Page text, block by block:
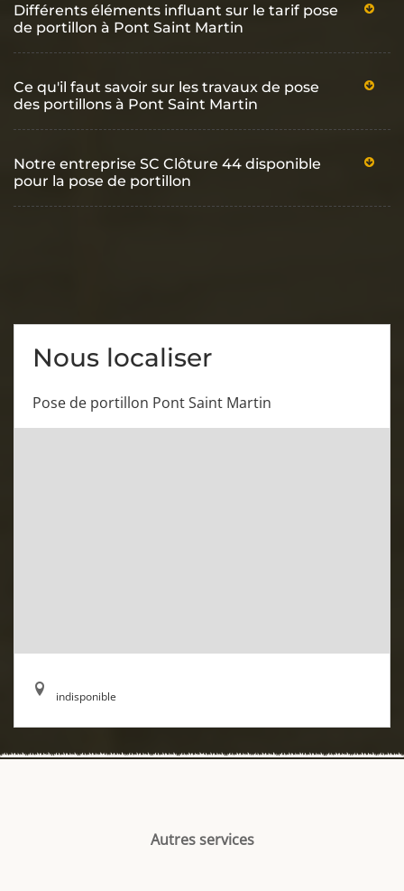
Différents éléments influant sur le tarif pose
de portillon à Pont Saint Martin
Ce qu'il faut savoir sur les travaux de pose
des portillons à Pont Saint Martin
Notre entreprise SC Clôture 44 disponible
pour la pose de portillon
Nous localiser
Pose de portillon Pont Saint Martin
indisponible
Autres services